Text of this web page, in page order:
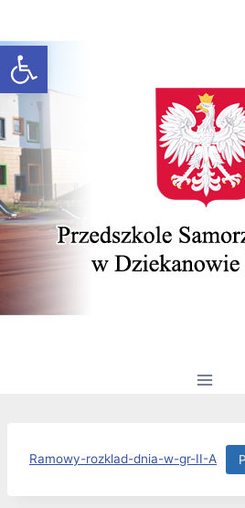
Otwórz pasek narzędzi
Ramowy-rozklad-dnia-w-gr-II-A